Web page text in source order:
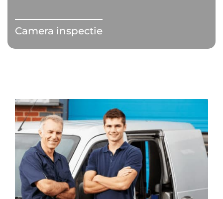
Camera inspectie